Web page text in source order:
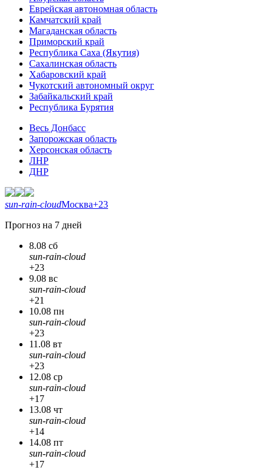
Еврейская автономная область
Камчатский край
Магаданская область
Приморский край
Республика Саха (Якутия)
Сахалинская область
Хабаровский край
Чукотский автономный округ
Забайкальский край
Республика Бурятия
Весь Донбасс
Запорожская область
Херсонская область
ЛНР
ДНР
sun-rain-cloudМосква+23
Прогноз на 7 дней
8.08 сб
sun-rain-cloud
+23
9.08 вс
sun-rain-cloud
+21
10.08 пн
sun-rain-cloud
+23
11.08 вт
sun-rain-cloud
+23
12.08 ср
sun-rain-cloud
+17
13.08 чт
sun-rain-cloud
+14
14.08 пт
sun-rain-cloud
+17